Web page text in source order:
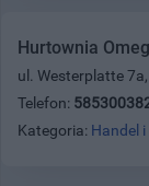
Hurtownia
ul. Westerplatte
Telefon:
Kategoria: Handel i